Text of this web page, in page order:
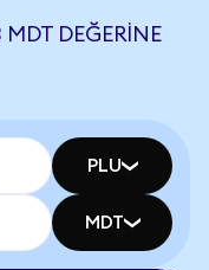
DEĞERINE
PLU
MDT